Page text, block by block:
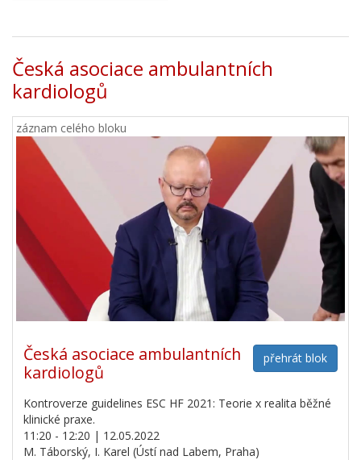
Česká asociace ambulantních
kardiologů
záznam celého bloku
přehrát blok
Česká asociace ambulantních
kardiologů
Kontroverze guidelines ESC HF 2021: Teorie x realita běžné
klinické praxe.
11:20 - 12:20 | 12.05.2022
M. Táborský, I. Karel (Ústí nad Labem, Praha)